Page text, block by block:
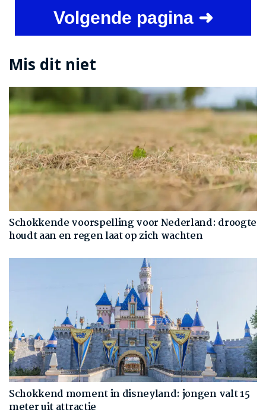
Volgende pagina ➜
Mis dit niet
Schokkende voorspelling voor Nederland: droogte
houdt aan en regen laat op zich wachten
Schokkend moment in disneyland: jongen valt 15
meter uit attractie